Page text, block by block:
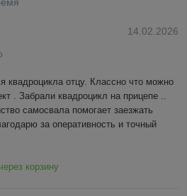
14.02.2026
квадроцикла отцу. Классно что можно
. Забрали квадроцикл на прицепе ..
самосвала помогает заезжать
за оперативность и точный
корзину